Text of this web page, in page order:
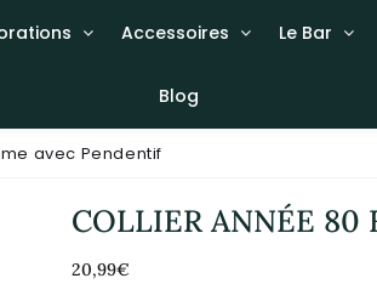
Accessoires Le Bar
Blog
avec Pendentif
COLLIER ANNÉE 80
20,99€